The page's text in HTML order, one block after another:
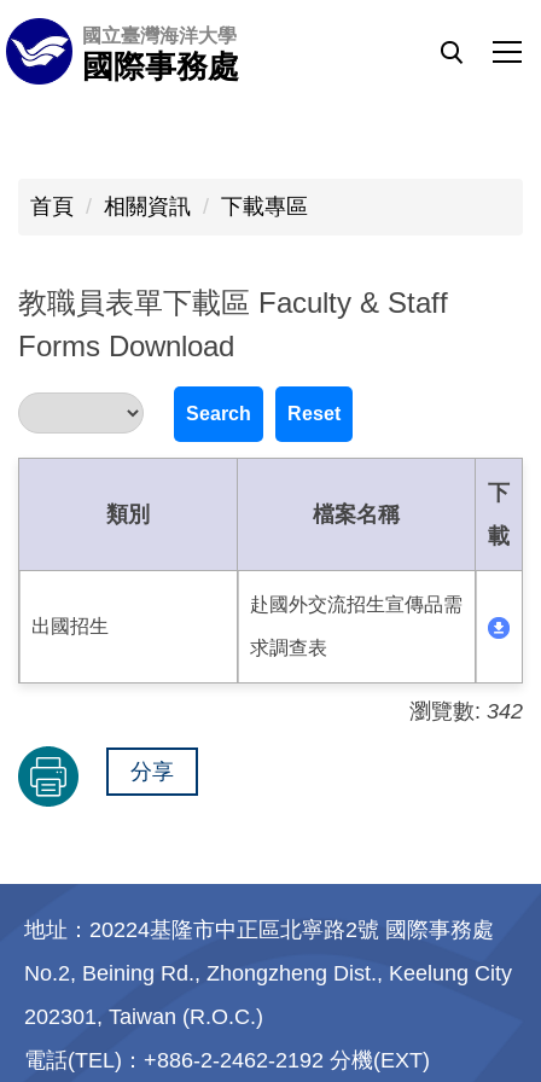
跳
到
主
國立臺灣海洋大學
國際事務處
首頁 相關資訊 下載專區
教職員表單下載區 Faculty & Staff
Forms Download
Search Reset
類別 檔案名稱
下
載
出國招生
赴國外交流招生宣傳品需
求調查表
瀏覽數: 342
分享
地址：20224基隆市中正區北寧路2號 國際事務處
No.2, Beining Rd., Zhongzheng Dist., Keelung City
202301, Taiwan (R.O.C.)
電話(TEL)：+886-2-2462-2192 分機(EXT)